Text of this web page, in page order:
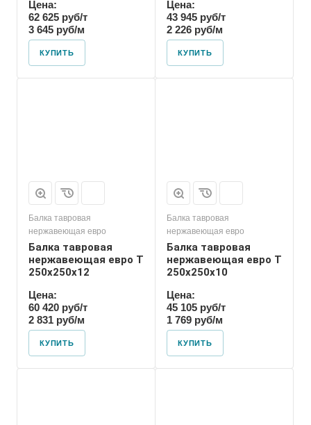
Цена:
62 625 руб/т
3 645 руб/м
КУПИТЬ
Цена:
43 945 руб/т
2 226 руб/м
КУПИТЬ
Балка тавровая
нержавеющая евро
Балка тавровая
нержавеющая евро T
250х250х12
Цена:
60 420 руб/т
2 831 руб/м
КУПИТЬ
Балка тавровая
нержавеющая евро
Балка тавровая
нержавеющая евро T
250х250х10
Цена:
45 105 руб/т
1 769 руб/м
КУПИТЬ